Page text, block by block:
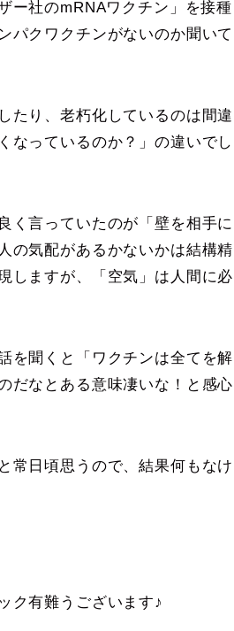
ー社のmRNAワクチン」を接種
パクワクチンがないのか聞いて
たり、老朽化しているのは間違
なっているのか？」の違いでし
く言っていたのが「壁を相手に
の気配があるかないかは結構精
しますが、「空気」は人間に必
を聞くと「ワクチンは全てを解
だなとある意味凄いな！と感心
常日頃思うので、結果何もなけ
ク有難うございます♪